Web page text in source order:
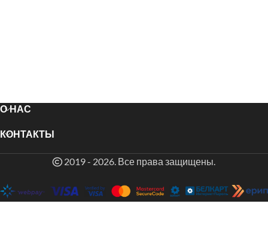
О НАС
КОНТАКТЫ
2019 - 2026. Все права защищены.